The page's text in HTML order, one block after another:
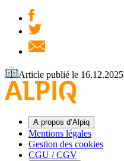
Article publié le 16.12.2025
A propos d’Alpiq
Mentions légales
Gestion des cookies
CGU / CGV